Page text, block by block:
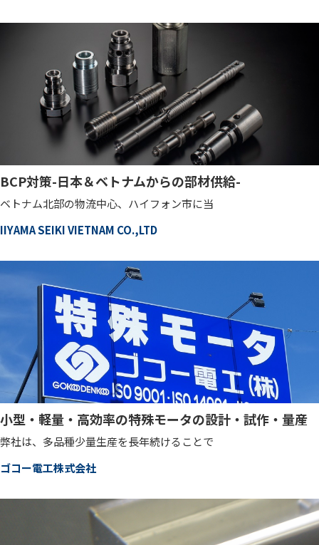
BCP対策-日本＆ベトナムからの部材供給-
ベトナム北部の物流中心、ハイフォン市に当
IIYAMA SEIKI VIETNAM CO.,LTD
小型・軽量・高効率の特殊モータの設計・試作・量産
弊社は、多品種少量生産を長年続けることで
ゴコー電工株式会社